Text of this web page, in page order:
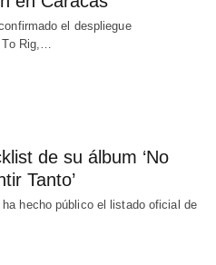
el despliegue
To Rig,…
de su álbum ‘No
Tanto’
hecho público el listado oficial de